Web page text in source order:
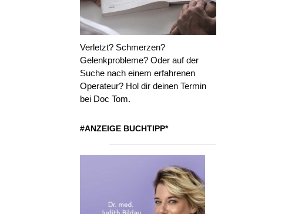
Verletzt? Schmerzen?
Gelenkprobleme? Oder auf der
Suche nach einem erfahrenen
Operateur? Hol dir deinen Termin
bei Doc Tom.
#ANZEIGE BUCHTIPP*